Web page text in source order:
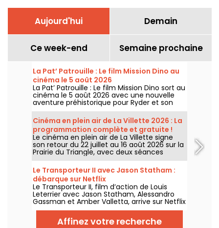
Aujourd'hui Demain
Ce week-end Semaine prochaine
La Pat’ Patrouille : Le film Mission Dino au
cinéma le 5 août 2026
La Pat’ Patrouille : Le film Mission Dino sort au
cinéma le 5 août 2026 avec une nouvelle
aventure préhistorique pour Ryder et son
équipe.
Cinéma en plein air de La Villette 2026 : La
programmation complète et gratuite !
Le cinéma en plein air de La Villette signe
son retour du 22 juillet au 16 août 2026 sur la
Prairie du Triangle, avec deux séances
gratuites par jour, à 18h et 21h. Pour cette
35e édition, le festival met à l’honneur le
thème “L’appel de la forêt”. Découvrez la
programmation complète et gratuite !
Le Transporteur II avec Jason Statham :
débarque sur Netflix
Le Transporteur II, film d’action de Louis
Leterrier avec Jason Statham, Alessandro
Gassman et Amber Valletta, arrive sur Netflix
le 29 juillet 2026.
Affinez votre recherche